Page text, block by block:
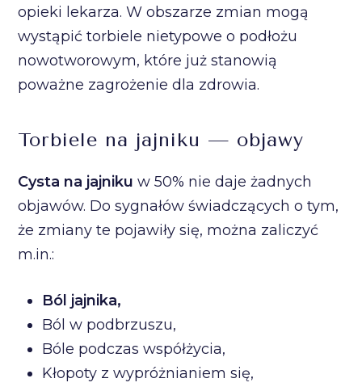
opieki lekarza. W obszarze zmian mogą
wystąpić torbiele nietypowe o podłożu
nowotworowym, które już stanowią
poważne zagrożenie dla zdrowia.
Torbiele na jajniku — objawy
Cysta na jajniku w 50% nie daje żadnych
objawów. Do sygnałów świadczących o tym,
że zmiany te pojawiły się, można zaliczyć
m.in.:
Ból jajnika,
Ból w podbrzuszu,
Bóle podczas współżycia,
Kłopoty z wypróżnianiem się,